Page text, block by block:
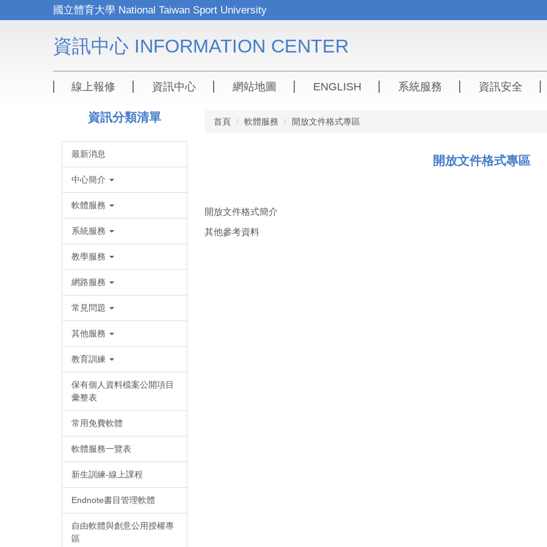
到
資訊中心 INFORMATION CENTER
線上報修 資訊中心 網站地圖 ENGLISH 系統服務 資訊安全
資訊分類清單
最新消息
中心簡介
軟體服務
系統服務
教學服務
網路服務
常見問題
其他服務
教育訓練
保有個人資料檔案公開項目
彙整表
常用免費軟體
軟體服務一覽表
新生訓練-線上課程
Endnote書目管理軟體
自由軟體與創意公用授權專
區
首頁 軟體服務 開放文件格式專區
開放文件格式專區
開放文件格式簡介
其他參考資料